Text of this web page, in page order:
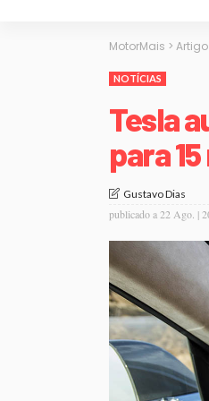
MotorMais > Artigo
NOTÍCIAS
Tesla
para
Gustavo Dias
publicado a22 Ago. |